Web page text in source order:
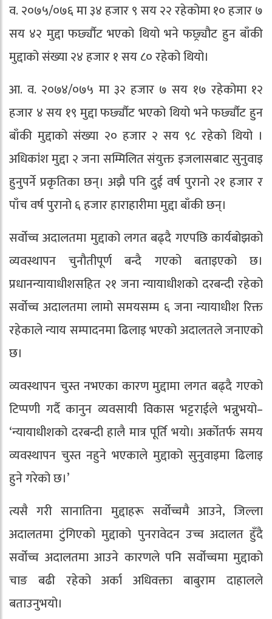
व. २०७५/०७६ मा ३४ हजार ९ सय २२ रहेकोमा १० हजार ७
सय ४२ मुद्दा फर्छ्यौट भएको थियो भने फछ्र्यौट हुन बाँकी
मुद्दाको संख्या २४ हजार १ सय ८० रहेको थियो।
आ. व. २०७४/०७५ मा ३२ हजार ७ सय १७ रहेकोमा १२
हजार ४ सय १९ मुद्दा फर्छ्यौट भएको थियो भने फर्छ्यौट हुन
बाँकी मुद्दाको संख्या २० हजार २ सय ९८ रहेको थियो ।
अधिकांश मुद्दा २ जना सम्मिलित संयुक्त इजलासबाट सुनुवाइ
हुनुपर्ने प्रकृतिका छन्। अझै पनि दुई वर्ष पुरानो २१ हजार र
पाँच वर्ष पुरानो ६ हजार हाराहारीमा मुद्दा बाँकी छन्।
सर्वोच्च अदालतमा मुद्दाको लगत बढ्दै गएपछि कार्यबोझको
व्यवस्थापन चुनौतीपूर्ण बन्दै गएको बताइएको छ।
प्रधानन्यायाधीशसहित २१ जना न्यायाधीशको दरबन्दी रहेको
सर्वोच्च अदालतमा लामो समयसम्म ६ जना न्यायाधीश रिक्त
रहेकाले न्याय सम्पादनमा ढिलाइ भएको अदालतले जनाएको
छ।
व्यवस्थापन चुस्त नभएका कारण मुद्दामा लगत बढ्दै गएको
टिप्पणी गर्दै कानुन व्यवसायी विकास भट्टराईले भन्नुभयो–
‘न्यायाधीशको दरबन्दी हालै मात्र पूर्ति भयो। अर्कोतर्फ समय
व्यवस्थापन चुस्त नहुने भएकाले मुद्दाको सुनुवाइमा ढिलाइ
हुने गरेको छ।’
त्यसै गरी सानातिना मुद्दाहरू सर्वोच्चमै आउने, जिल्ला
अदालतमा टुंगिएको मुद्दाको पुनरावेदन उच्च अदालत हुँदै
सर्वोच्च अदालतमा आउने कारणले पनि सर्वोच्चमा मुद्दाको
चाङ बढी रहेको अर्का अधिवक्ता बाबुराम दाहालले
बताउनुभयो।